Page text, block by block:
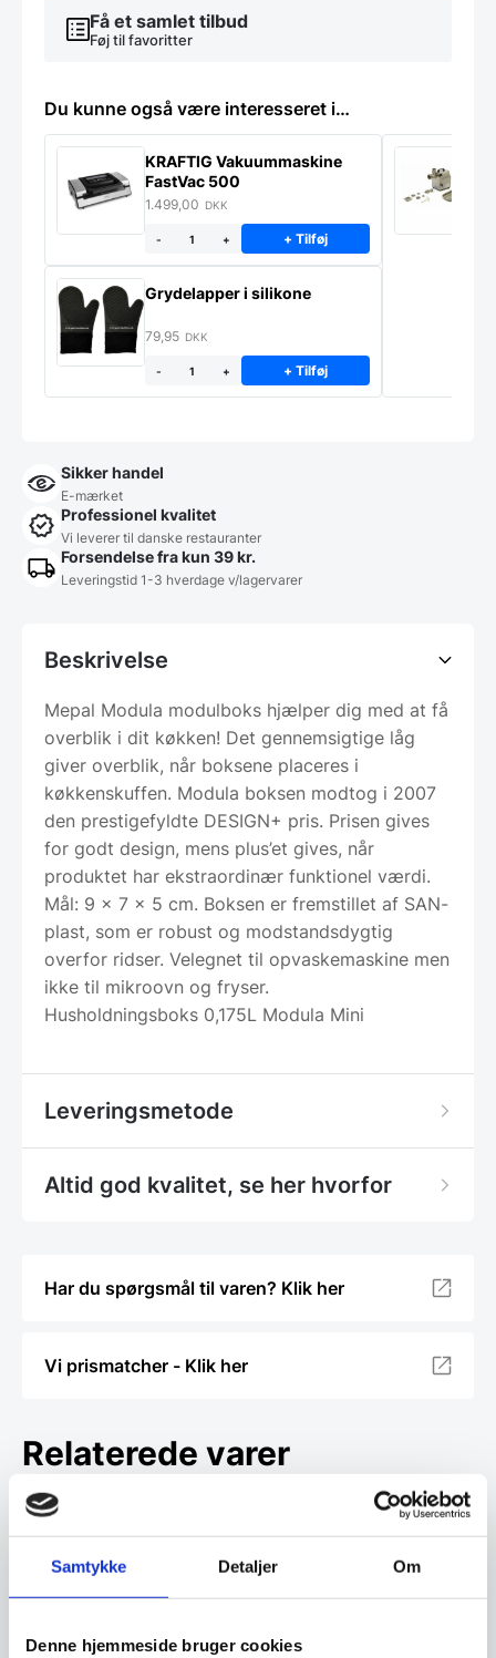
Samtykke Detaljer Om
Denne hjemmeside bruger cookies
Få et samlet tilbud
Føj til favoritter
Du kunne også være interesseret i…
KRAFTIG Vakuummaskine
FastVac 500
1.499,00 DKK
- + + Tilføj
Grydelapper i silikone
79,95 DKK
- + + Tilføj
Sikker handel
E-mærket
Professionel kvalitet
Vi leverer til danske restauranter
Forsendelse fra kun 39 kr.
Leveringstid 1-3 hverdage v/lagervarer
Beskrivelse
Mepal Modula modulboks hjælper dig med at få
overblik i dit køkken! Det gennemsigtige låg
giver overblik, når boksene placeres i
køkkenskuffen. Modula boksen modtog i 2007
den prestigefyldte DESIGN+ pris. Prisen gives
for godt design, mens plus’et gives, når
produktet har ekstraordinær funktionel værdi.
Mål: 9 x 7 x 5 cm. Boksen er fremstillet af SAN-
plast, som er robust og modstandsdygtig
overfor ridser. Velegnet til opvaskemaskine men
ikke til mikroovn og fryser.
Husholdningsboks 0,175L Modula Mini
Leveringsmetode
Altid god kvalitet, se her hvorfor
Har du spørgsmål til varen? Klik her
Vi prismatcher - Klik her
Relaterede varer